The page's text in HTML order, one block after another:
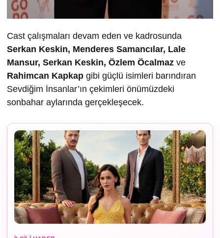
Cast çalışmaları devam eden ve kadrosunda
Serkan Keskin, Menderes Samancılar, Lale
Mansur, Serkan Keskin, Özlem Öcalmaz ve
Rahimcan Kapkap gibi güçlü isimleri barındıran
Sevdiğim İnsanlar’ın çekimleri önümüzdeki
sonbahar aylarında gerçekleşecek.